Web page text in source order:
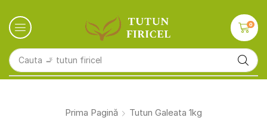
Cauta 🚬 tutun firicel
0
Prima Pagină Tutun Galeata 1kg